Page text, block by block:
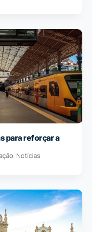
para reforçar a
, Notícias